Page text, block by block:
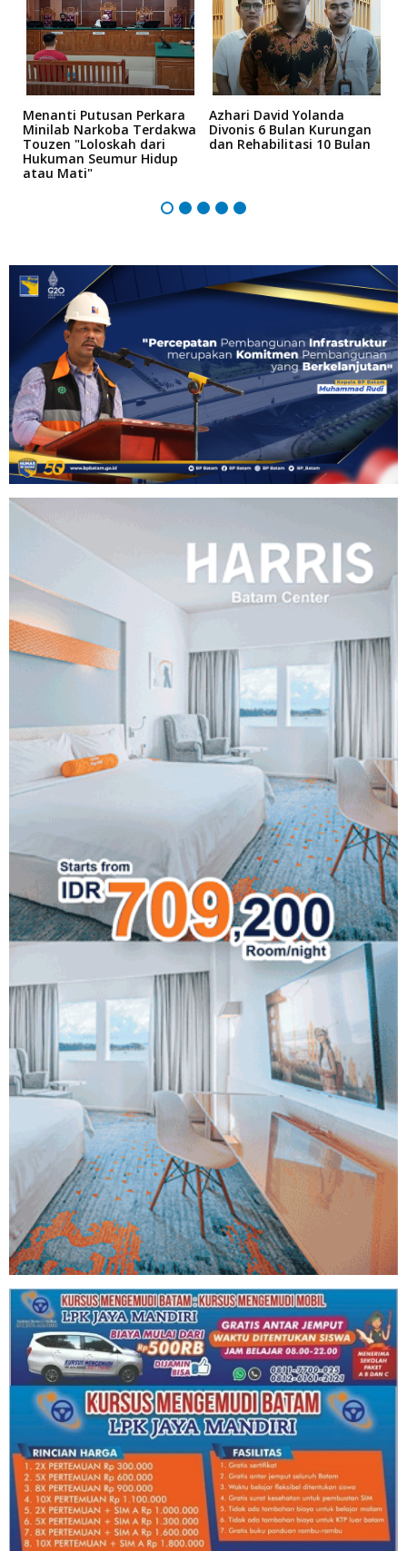
Menanti Putusan Perkara
Minilab Narkoba Terdakwa
Touzen "Loloskah dari
Hukuman Seumur Hidup
atau Mati"
Azhari David Yolanda
Divonis 6 Bulan Kurungan
dan Rehabilitasi 10 Bulan